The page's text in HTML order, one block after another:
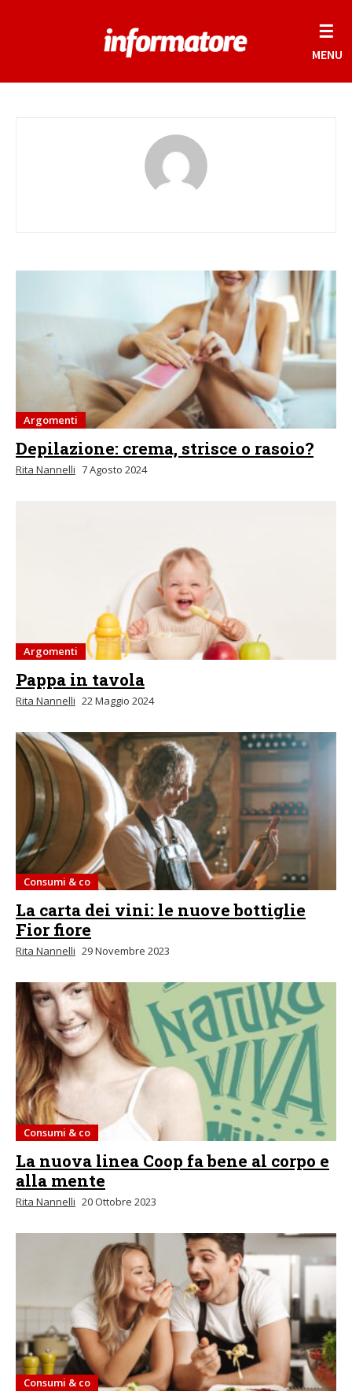
☰
MENU
Argomenti
Depilazione: crema, strisce o rasoio?
Rita Nannelli 7 Agosto 2024
Argomenti
Pappa in tavola
Rita Nannelli 22 Maggio 2024
Consumi & co
La carta dei vini: le nuove bottiglie
Fior fiore
Rita Nannelli 29 Novembre 2023
Consumi & co
La nuova linea Coop fa bene al corpo e
alla mente
Rita Nannelli 20 Ottobre 2023
Consumi & co